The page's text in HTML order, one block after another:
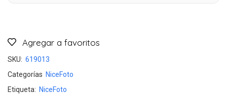
Agregar a favoritos
SKU: 619013
Categorías NiceFoto
Etiqueta: NiceFoto